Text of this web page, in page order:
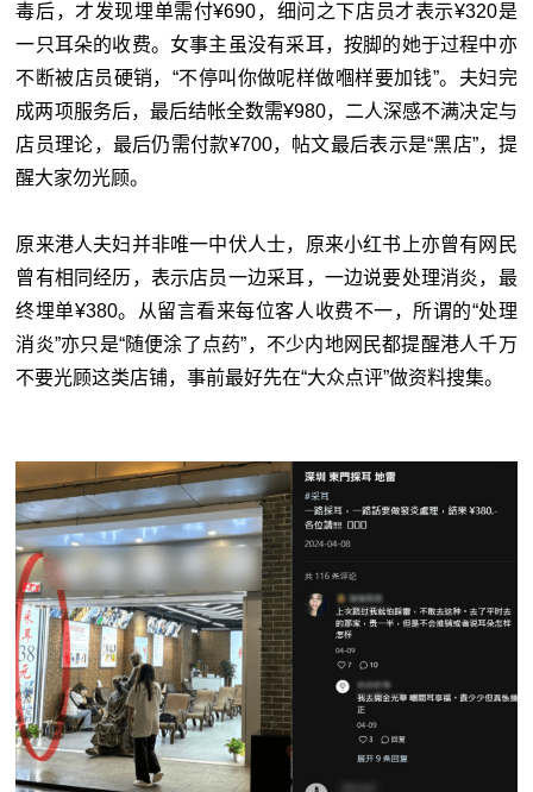
毒后，才发现埋单需付¥690，细问之下店员才表示¥320是
一只耳朵的收费。女事主虽没有采耳，按脚的她于过程中亦
不断被店员硬销，“不停叫你做呢样做嗰样要加钱”。夫妇完
成两项服务后，最后结帐全数需¥980，二人深感不满决定与
店员理论，最后仍需付款¥700，帖文最后表示是“黑店”，提
醒大家勿光顾。
原来港人夫妇并非唯一中伏人士，原来小红书上亦曾有网民
曾有相同经历，表示店员一边采耳，一边说要处理消炎，最
终埋单¥380。从留言看来每位客人收费不一，所谓的“处理
消炎”亦只是“随便涂了点药”，不少内地网民都提醒港人千万
不要光顾这类店铺，事前最好先在“大众点评”做资料搜集。